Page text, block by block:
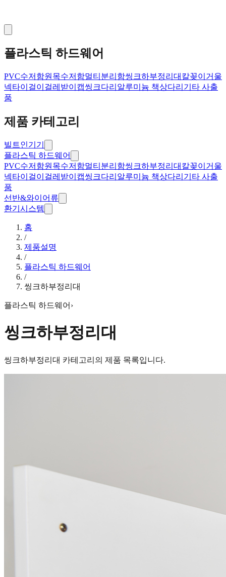
플라스틱 하드웨어
PVC수저함원목수저함멀티분리함씽크하부정리대 칼꽂이 거울
넥타이걸이 걸레받이캡씽크다리 알루미늄 책상다리 기타 사출
품
제품 카테고리
빌트인기기
플라스틱 하드웨어
PVC수저함원목수저함멀티분리함씽크하부정리대 칼꽂이 거울
넥타이걸이 걸레받이캡씽크다리 알루미늄 책상다리 기타 사출
품
선반&와이어류
환기시스템
홈
/
제품설명
/
플라스틱 하드웨어
/
씽크하부정리대
플라스틱 하드웨어 ›
씽크하부정리대
씽크하부정리대 카테고리의 제품 목록입니다.